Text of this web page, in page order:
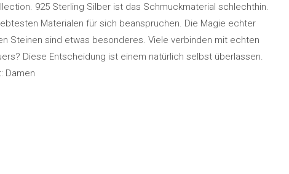
925 Sterling Silber ist das Schmuckmaterial schlechthin.
Materialen für sich beanspruchen. Die Magie echter
Steinen sind etwas besonderes. Viele verbinden mit echten
Diese Entscheidung ist einem natürlich selbst überlassen.
Damen